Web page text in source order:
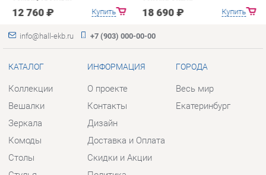
Зеркала
Столы
Стулья
Тумбы
Шкафы
Комплектующие
О проекте
Дизайн
Скидки и Акции
Политика
Гарантия
Помощь